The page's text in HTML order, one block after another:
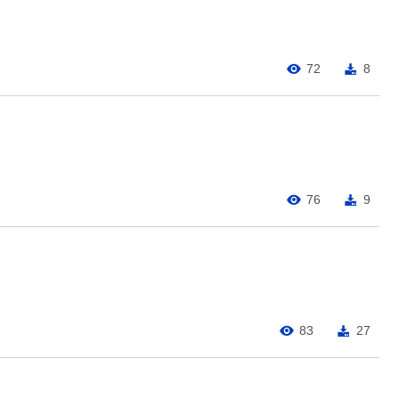
72 8
76 9
83 27